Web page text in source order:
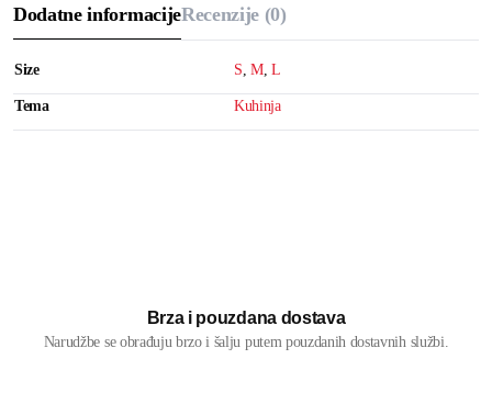
Dodatne informacijeRecenzije (0)
Size S,M,L
Tema Kuhinja
Brza i pouzdana dostava
Narudžbe se obrađuju brzo i šalju putem pouzdanih dostavnih službi.